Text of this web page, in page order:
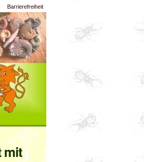
Barrierefreiheit
mit